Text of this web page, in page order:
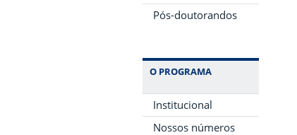
Pós-doutorandos
O PROGRAMA
Institucional
Nossos números